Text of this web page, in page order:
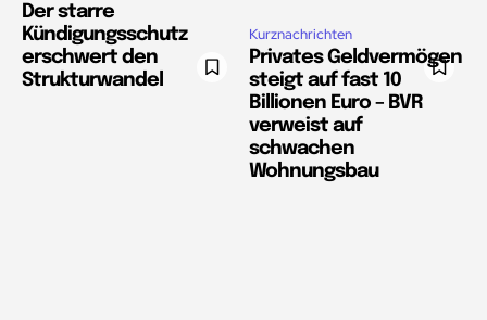
Der starre
Kündigungsschutz
erschwert den
Strukturwandel
Kurznachrichten
Privates Geldvermögen
steigt auf fast 10
Billionen Euro – BVR
verweist auf
schwachen
Wohnungsbau